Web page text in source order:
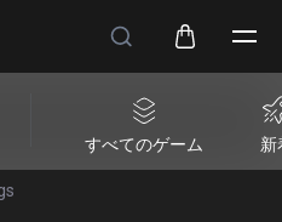
すべてのゲーム 新
Pack